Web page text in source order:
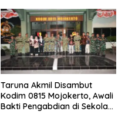
Taruna Akmil Disambut
Kodim 0815 Mojokerto, Awali
Bakti Pengabdian di Sekolah